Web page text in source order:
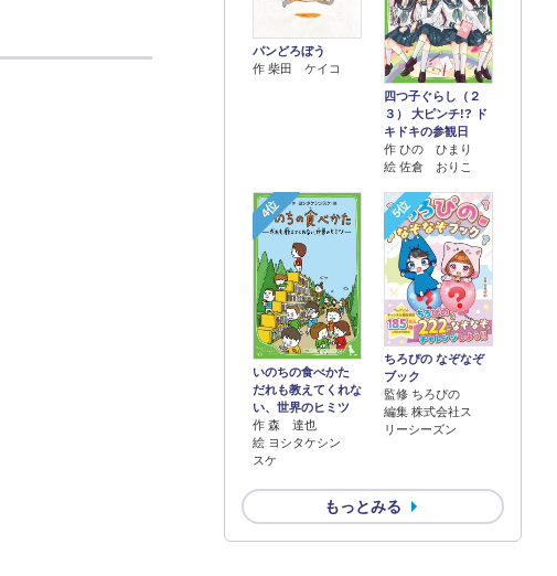
パンどろぼう
作 柴田 ケイコ
四つ子ぐらし（２
３） 大ピンチ!? ド
キドキの参観日
作 ひの ひまり
絵 佐倉 おりこ
4位
いのちの食べかた
だれも教えてくれな
い、世界のヒミツ
作 森 達也
絵 ヨシタケシン
スケ
5位
ちろぴの なぞなぞ
ブック
監修 ちろぴの
編集 株式会社ス
リーシーズン
もっとみる